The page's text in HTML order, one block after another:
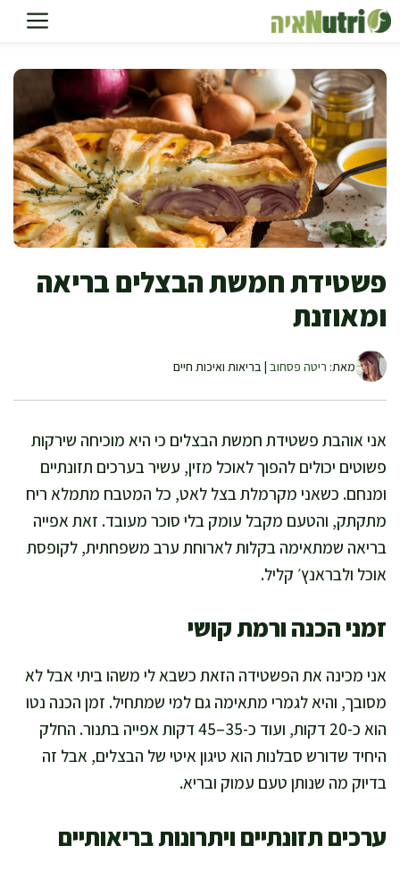
לדלג
לתוכן
פשטידת חמשת הבצלים בריאה
ומאוזנת
מאת: ריטה פסחוב | בריאות ואיכות חיים
אני אוהבת פשטידת חמשת הבצלים כי היא מוכיחה שירקות
פשוטים יכולים להפוך לאוכל מזין, עשיר בערכים תזונתיים
ומנחם. כשאני מקרמלת בצל לאט, כל המטבח מתמלא ריח
מתקתק, והטעם מקבל עומק בלי סוכר מעובד. זאת אפייה
בריאה שמתאימה בקלות לארוחת ערב משפחתית, לקופסת
אוכל ולבראנץ׳ קליל.
זמני הכנה ורמת קושי
אני מכינה את הפשטידה הזאת כשבא לי משהו ביתי אבל לא
מסובך, והיא לגמרי מתאימה גם למי שמתחיל. זמן הכנה נטו
הוא כ-20 דקות, ועוד כ-35–45 דקות אפייה בתנור. החלק
היחיד שדורש סבלנות הוא טיגון איטי של הבצלים, אבל זה
בדיוק מה שנותן טעם עמוק ובריא.
ערכים תזונתיים ויתרונות בריאותיים